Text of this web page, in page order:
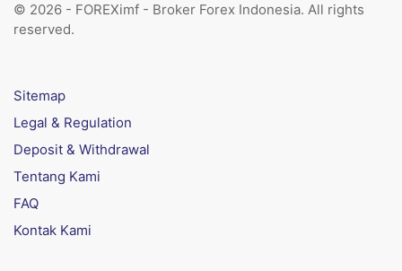
© 2026 - FOREXimf - Broker Forex Indonesia. All rights
reserved.
Sitemap
Legal & Regulation
Deposit & Withdrawal
Tentang Kami
FAQ
Kontak Kami